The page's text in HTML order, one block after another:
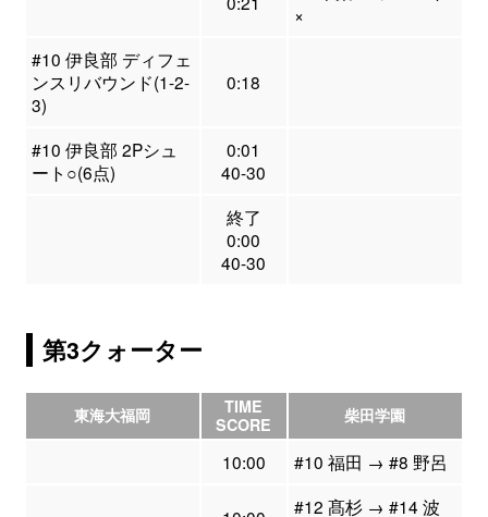
×
#10 伊良部 ディフェ
ンスリバウンド(1-2-
3)
0:18
#10 伊良部 2Pシュ
ート○(6点)
0:01
40-30
終了
0:00
40-30
第3クォーター
東海大福岡
TIME
SCORE
柴田学園
10:00 #10 福田 → #8 野呂
#12 髙杉 → #14 波